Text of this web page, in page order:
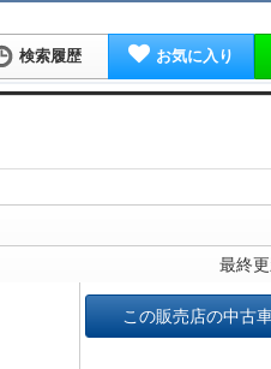
検索履歴 お気に入り
最終
この販売店の中古